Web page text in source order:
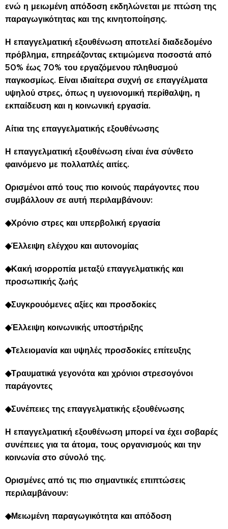
ενώ η μειωμένη απόδοση εκδηλώνεται με πτώση της
παραγωγικότητας και της κινητοποίησης.
Η επαγγελματική εξουθένωση αποτελεί διαδεδομένο
πρόβλημα, επηρεάζοντας εκτιμώμενα ποσοστά από
50% έως 70% του εργαζόμενου πληθυσμού
παγκοσμίως. Είναι ιδιαίτερα συχνή σε επαγγέλματα
υψηλού στρες, όπως η υγειονομική περίθαλψη, η
εκπαίδευση και η κοινωνική εργασία.
Αίτια της επαγγελματικής εξουθένωσης
Η επαγγελματική εξουθένωση είναι ένα σύνθετο
φαινόμενο με πολλαπλές αιτίες.
Ορισμένοι από τους πιο κοινούς παράγοντες που
συμβάλλουν σε αυτή περιλαμβάνουν:
◆Χρόνιο στρες και υπερβολική εργασία
◆Έλλειψη ελέγχου και αυτονομίας
◆Κακή ισορροπία μεταξύ επαγγελματικής και
προσωπικής ζωής
◆Συγκρουόμενες αξίες και προσδοκίες
◆Έλλειψη κοινωνικής υποστήριξης
◆Τελειομανία και υψηλές προσδοκίες επίτευξης
◆Τραυματικά γεγονότα και χρόνιοι στρεσογόνοι
παράγοντες
◆Συνέπειες της επαγγελματικής εξουθένωσης
Η επαγγελματική εξουθένωση μπορεί να έχει σοβαρές
συνέπειες για τα άτομα, τους οργανισμούς και την
κοινωνία στο σύνολό της.
Ορισμένες από τις πιο σημαντικές επιπτώσεις
περιλαμβάνουν:
◆Μειωμένη παραγωγικότητα και απόδοση